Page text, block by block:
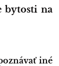
bytosti na
iné